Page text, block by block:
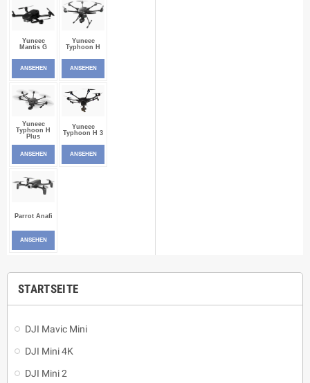
STARTSEITE
DJI Mavic Mini
DJI Mini 4K
DJI Mini 2
Yuneec
Mantis G
ANSEHEN
Yuneec
Typhoon H
ANSEHEN
Yuneec
Typhoon H
Plus
ANSEHEN
Yuneec
Typhoon H 3
ANSEHEN
Parrot Anafi
ANSEHEN